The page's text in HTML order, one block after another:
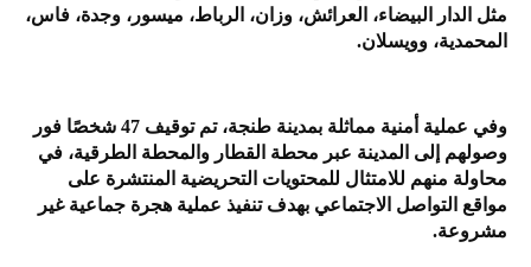
مثل الدار البيضاء، العرائش، وزان، الرباط، ميسور، وجدة، فاس،
المحمدية، وويسلان.
وفي عملية أمنية مماثلة بمدينة طنجة، تم توقيف 47 شخصًا فور
وصولهم إلى المدينة عبر محطة القطار والمحطة الطرقية، في
محاولة منهم للامتثال للمحتويات التحريضية المنتشرة على
مواقع التواصل الاجتماعي بهدف تنفيذ عملية هجرة جماعية غير
مشروعة.